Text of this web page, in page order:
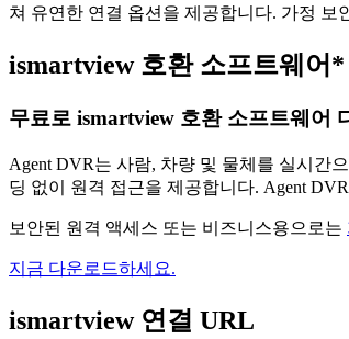
쳐 유연한 연결 옵션을 제공합니다. 가정 보
ismartview 호환 소프트웨어*
무료로 ismartview 호환 소프트웨어
Agent DVR는 사람, 차량 및 물체를 실시간
딩 없이 원격 접근을 제공합니다. Agent
보안된 원격 액세스 또는 비즈니스용으로는
지금 다운로드하세요.
ismartview 연결 URL